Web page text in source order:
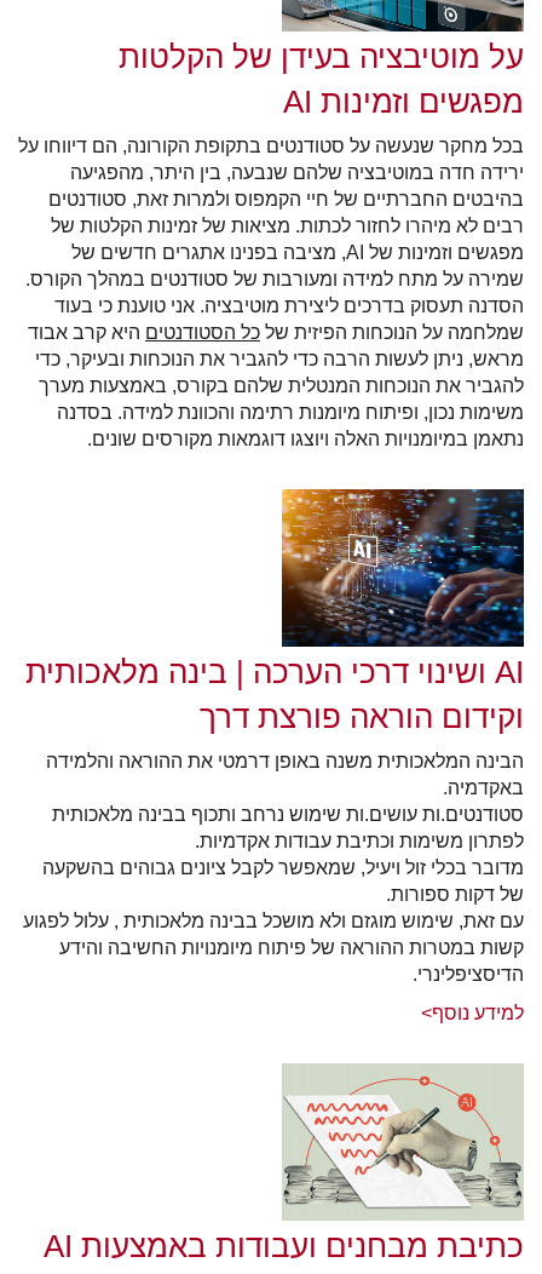
על מוטיבציה בעידן של הקלטות
מפגשים וזמינות AI
בכל מחקר שנעשה על סטודנטים בתקופת הקורונה, הם דיווחו על
ירידה חדה במוטיבציה שלהם שנבעה, בין היתר, מהפגיעה
בהיבטים החברתיים של חיי הקמפוס ולמרות זאת, סטודנטים
רבים לא מיהרו לחזור לכתות. מציאות של זמינות הקלטות של
מפגשים וזמינות שלAI, מציבה בפנינו אתגרים חדשים של
שמירה על מתח למידה ומעורבות של סטודנטים במהלך הקורס.
הסדנה תעסוק בדרכים ליצירת מוטיבציה. אני טוענת כי בעוד
שמלחמה על הנוכחות הפיזית שלכל הסטודנטיםהיא קרב אבוד
מראש, ניתן לעשות הרבה כדי להגביר את הנוכחות ובעיקר, כדי
להגביר את הנוכחות המנטלית שלהם בקורס, באמצעות מערך
משימות נכון, ופיתוח מיומנות רתימה והכוונת למידה. בסדנה
נתאמן במיומנויות האלה ויוצגו דוגמאות מקורסים שונים.
AI ושינוי דרכי הערכה | בינה מלאכותית
וקידום הוראה פורצת דרך
הבינה המלאכותית משנה באופן דרמטי את ההוראה והלמידה
באקדמיה.
סטודנטים.ות עושים.ות שימוש נרחב ותכוף בבינה מלאכותית
לפתרון משימות וכתיבת עבודות אקדמיות.
מדובר בכלי זול ויעיל, שמאפשר לקבל ציונים גבוהים בהשקעה
של דקות ספורות.
עם זאת, שימוש מוגזם ולא מושכל בבינה מלאכותית , עלול לפגוע
קשות במטרות ההוראה של פיתוח מיומנויות החשיבה והידע
הדיסציפלינרי.
למידע נוסף>
כתיבת מבחנים ועבודות באמצעות AI